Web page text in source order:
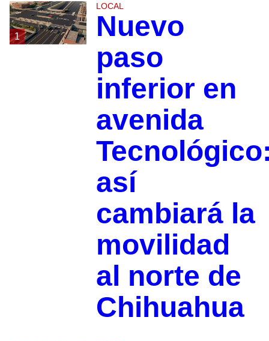
1
LOCAL
Nuevo
paso
inferior en
avenida
así
cambiará la
movilidad
al norte de
Chihuahua